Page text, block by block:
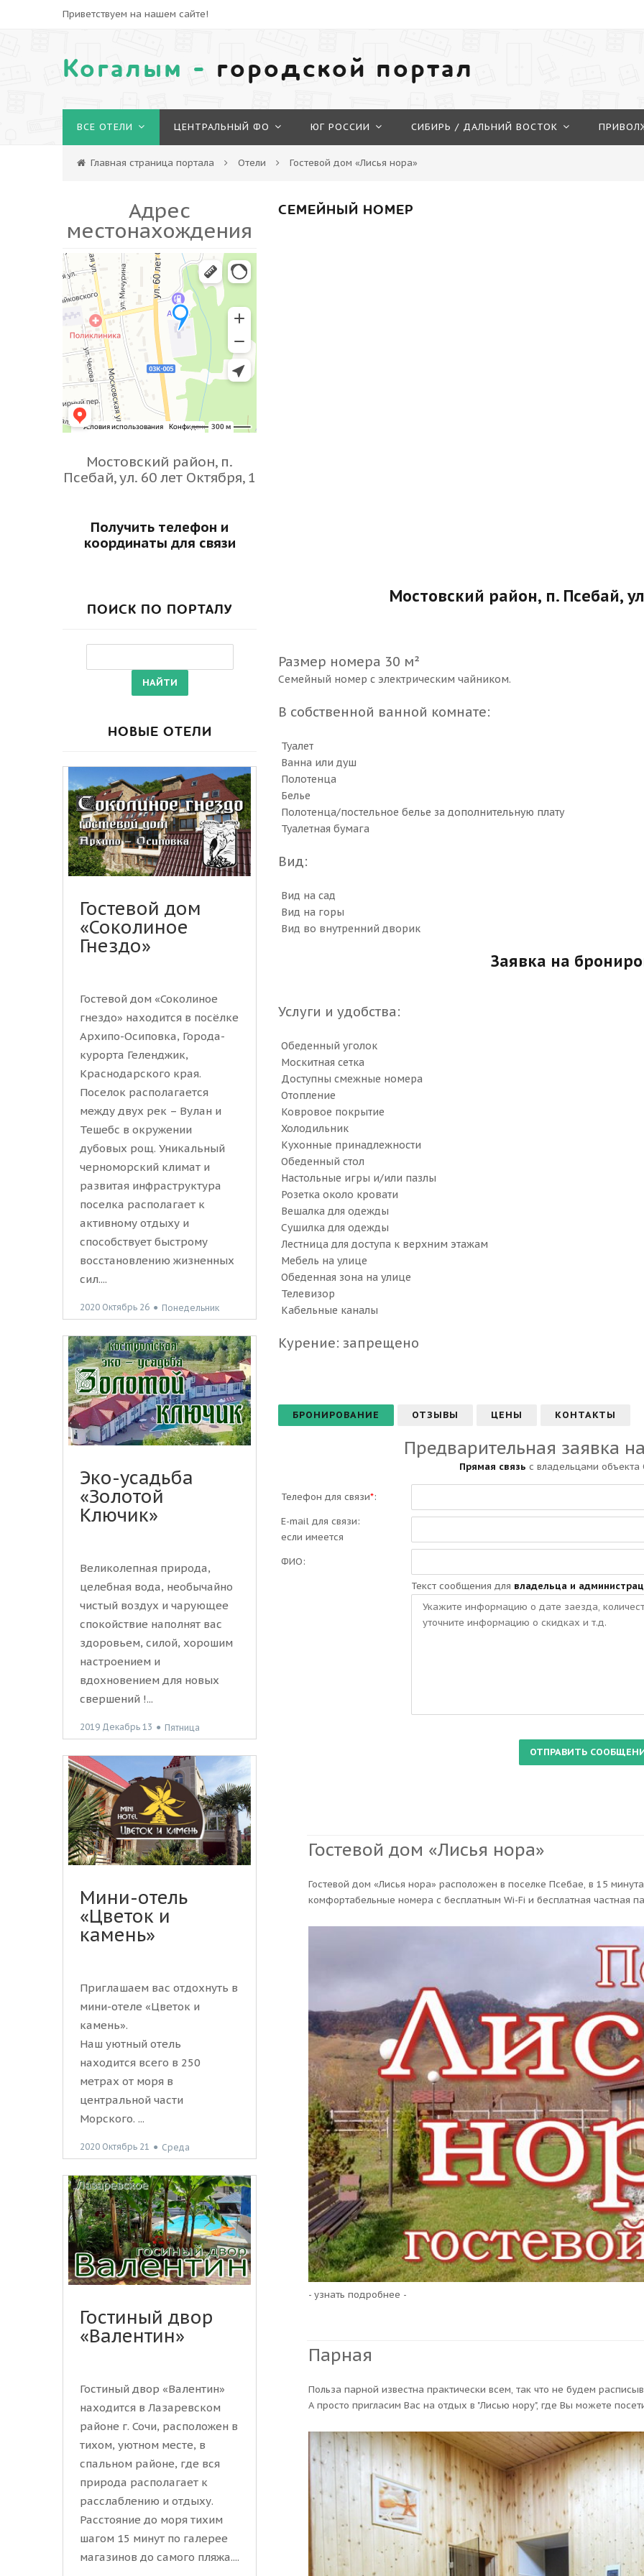
Приветствуем на нашем сайте!
Когалым - городской портал
ВСЕ ОТЕЛИ ЦЕНТРАЛЬНЫЙ ФО ЮГ РОССИИ СИБИРЬ / ДАЛЬНИЙ ВОСТОК
Главная страница портала Отели Гостевой дом «Лисья нора»
СЕМЕЙНЫЙ НОМЕР
Мостовский район, п. Псебай,
Размер номера 30 м²
Семейный номер с электрическим чайником.
В собственной ванной комнате:
Туалет
Ванна или душ
Полотенца
Белье
Полотенца/постельное белье за дополнительную плату
Туалетная бумага
Вид:
Вид на сад
Вид на горы
Вид во внутренний дворик
Заявка на
Услуги и удобства: ​
Обеденный уголок
Москитная сетка
Доступны смежные номера
Отопление
Ковровое покрытие
Холодильник
Кухонные принадлежности
Обеденный стол
Настольные игры и/или пазлы
Розетка около кровати
Вешалка для одежды
Сушилка для одежды
Лестница для доступа к верхним этажам
Мебель на улице
Обеденная зона на улице
Телевизор
Кабельные каналы
Курение: ​запрещено
БРОНИРОВАНИЕ ОТЗЫВЫ ЦЕНЫ КОНТАКТЫ
Предварительная заявка
Прямая связь с владельцами
Телефон для связи*:
E-mail для связи:
если имеется
ФИО:
Текст сообщения для владельца и
Гостевой дом «Лисья нора»
Гостевой дом «Лисья нора» расположен в поселке Псебае, в 15
комфортабельные номера с бесплатным Wi-Fi и бесплатная частная
- узнать подробнее -
Парная
Польза парной известна практически всем, так что не будем
А просто пригласим Вас на отдых в "Лисью нору", где Вы можете
Адрес
местонахождения
Мостовский район, п.
Псебай, ул. 60 лет Октября, 1
Получить телефон и
координаты для связи
ПОИСК ПО ПОРТАЛУ
НОВЫЕ ОТЕЛИ
Гостевой дом
«Соколиное
Гнездо»
Гостевой дом «Соколиное
гнездо» находится в посёлке
Архипо-Осиповка, Города-
курорта Геленджик,
Краснодарского края.
Поселок располагается
между двух рек – Вулан и
Тешебс в окружении
дубовых рощ. Уникальный
черноморский климат и
развитая инфраструктура
поселка располагает к
активному отдыху и
способствует быстрому
восстановлению жизненных
сил....
2020 Октябрь 26 ● Понедельник
Эко-усадьба
«Золотой
Ключик»
Великолепная природа,
целебная вода, необычайно
чистый воздух и чарующее
спокойствие наполнят вас
здоровьем, силой, хорошим
настроением и
вдохновением для новых
свершений !...
2019 Декабрь 13 ● Пятница
Мини-отель
«Цветок и
камень»
Приглашаем вас отдохнуть в
мини-отеле «Цветок и
камень».
Наш уютный отель
находится всего в 250
метрах от моря в
центральной части
Морского. ...
2020 Октябрь 21 ● Среда
Гостиный двор
«Валентин»
Гостиный двор «Валентин»
находится в Лазаревском
районе г. Сочи, расположен в
тихом, уютном месте, в
спальном районе, где вся
природа располагает к
расслаблению и отдыху.
Расстояние до моря тихим
шагом 15 минут по галерее
магазинов до самого пляжа....